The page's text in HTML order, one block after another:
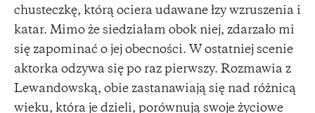
chusteczkę, którą ociera udawane łzy wzruszenia i
katar. Mimo że siedziałam obok niej, zdarzało mi
się zapominać o jej obecności. W ostatniej scenie
aktorka odzywa się po raz pierwszy. Rozmawia z
Lewandowską, obie zastanawiają się nad różnicą
wieku, która je dzieli, porównują swoje życiowe